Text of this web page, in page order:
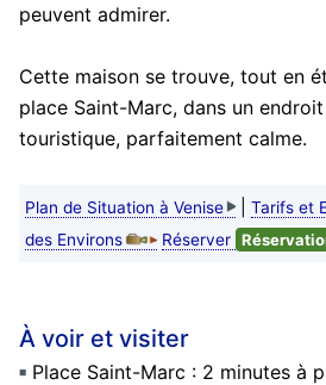
peuvent admirer.
Cette maison se trouve, tout en
place Saint-Marc, dans un
touristique, parfaitement calme.
Plan de Situation à Venise | Tarifs et
des Environs
Réserver
À voir et visiter
Place Saint-Marc : 2 minutes à